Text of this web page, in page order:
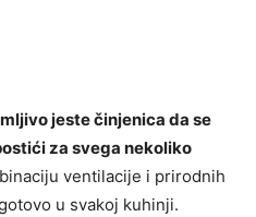
jeste činjenica da se
za svega nekoliko
ventilacije i prirodnih
u svakoj kuhinji.